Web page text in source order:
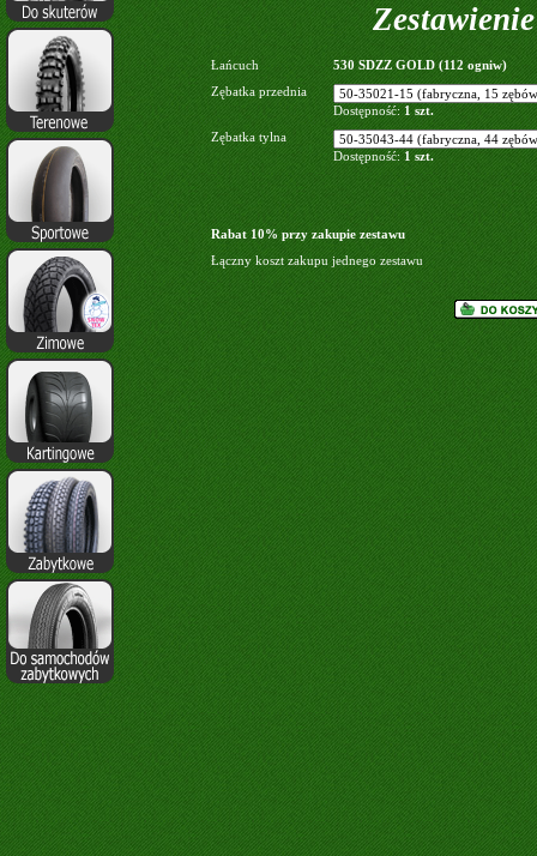
Łańcuch
530 SDZZ GOLD (112 ogniw)
Zębatka przednia
Dostępność: 1 szt.
Zębatka tylna
Dostępność:1 szt.
Rabat 10% przy zakupie zestawu
Łączny koszt zakupu jednego zestawu